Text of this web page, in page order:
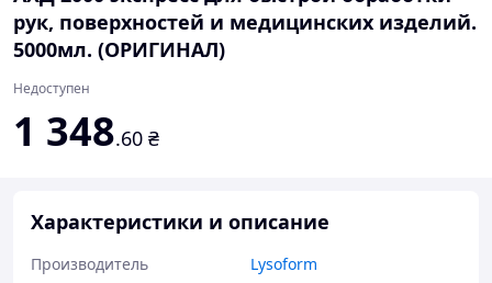
рук, поверхностей и медицинских изделий.
5000мл. (ОРИГИНАЛ)
Недоступен
1 348.60 ₴
Характеристики и описание
Производитель
Lysoform